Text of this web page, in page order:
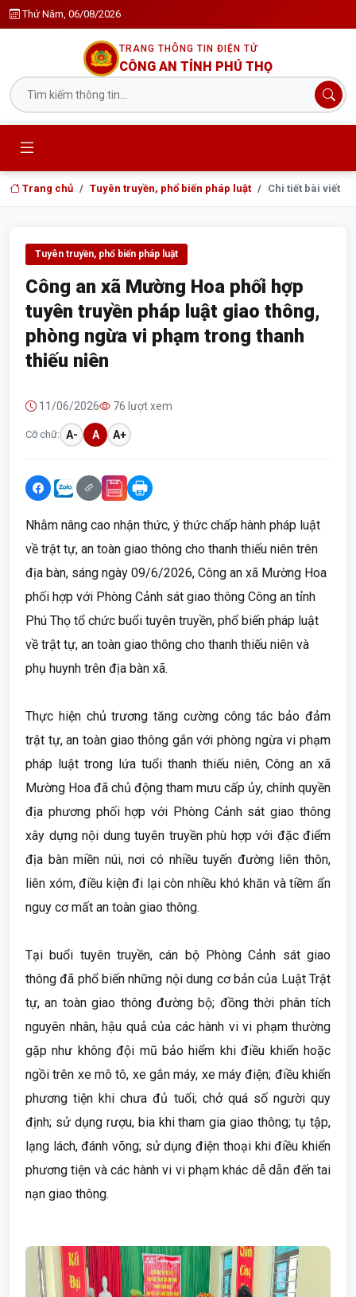
Thứ Năm, 06/08/2026
TRANG THÔNG TIN ĐIỆN TỬ
CÔNG AN TỈNH PHÚ THỌ
Trang chủ Tuyên truyền, phổ biến pháp luật Chi tiết bài viết
Tuyên truyền, phổ biến pháp luật
Công an xã Mường Hoa phối hợp
tuyên truyền pháp luật giao thông,
phòng ngừa vi phạm trong thanh
thiếu niên
11/06/2026 76 lượt xem
Cỡ chữ: A- A A+
Nhằm nâng cao nhận thức, ý thức chấp hành pháp luật
về trật tự, an toàn giao thông cho thanh thiếu niên trên
địa bàn, sáng ngày 09/6/2026, Công an xã Mường Hoa
phối hợp với Phòng Cảnh sát giao thông Công an tỉnh
Phú Thọ tổ chức buổi tuyên truyền, phổ biến pháp luật
về trật tự, an toàn giao thông cho thanh thiếu niên và
phụ huynh trên địa bàn xã.
Thực hiện chủ trương tăng cường công tác bảo đảm
trật tự, an toàn giao thông gắn với phòng ngừa vi phạm
pháp luật trong lứa tuổi thanh thiếu niên, Công an xã
Mường Hoa đã chủ động tham mưu cấp ủy, chính quyền
địa phương phối hợp với Phòng Cảnh sát giao thông
xây dựng nội dung tuyên truyền phù hợp với đặc điểm
địa bàn miền núi, nơi có nhiều tuyến đường liên thôn,
liên xóm, điều kiện đi lại còn nhiều khó khăn và tiềm ẩn
nguy cơ mất an toàn giao thông.
Tại buổi tuyên truyền, cán bộ Phòng Cảnh sát giao
thông đã phổ biến những nội dung cơ bản của Luật Trật
tự, an toàn giao thông đường bộ; đồng thời phân tích
nguyên nhân, hậu quả của các hành vi vi phạm thường
gặp như không đội mũ bảo hiểm khi điều khiển hoặc
ngồi trên xe mô tô, xe gắn máy, xe máy điện; điều khiển
phương tiện khi chưa đủ tuổi; chở quá số người quy
định; sử dụng rượu, bia khi tham gia giao thông; tụ tập,
lạng lách, đánh võng; sử dụng điện thoại khi điều khiển
phương tiện và các hành vi vi phạm khác dễ dẫn đến tai
nạn giao thông.